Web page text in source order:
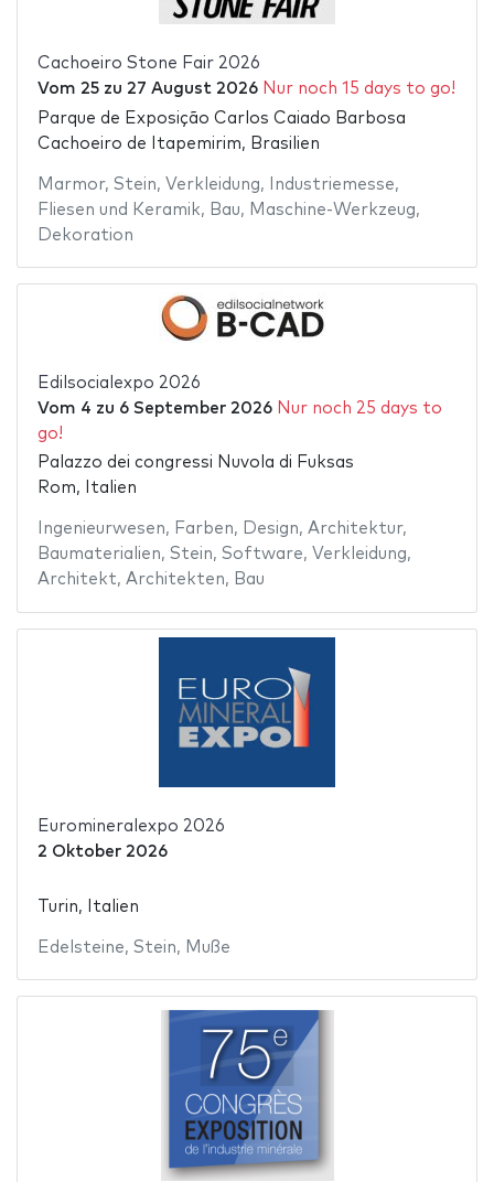
Cachoeiro Stone Fair 2026
Vom 25zu 27 August 2026 Nur noch 15 days to go!
Parque de Exposição Carlos Caiado Barbosa
Cachoeiro de Itapemirim, Brasilien
Marmor, Stein, Verkleidung, Industriemesse,
Fliesen und Keramik, Bau, Maschine-Werkzeug,
Dekoration
Edilsocialexpo 2026
Vom 4 zu 6 September 2026 Nur noch 25 days to
go!
Palazzo dei congressi Nuvola di Fuksas
Rom, Italien
Ingenieurwesen, Farben, Design, Architektur,
Baumaterialien, Stein, Software, Verkleidung,
Architekt, Architekten, Bau
Euromineralexpo 2026
2 Oktober 2026
Turin, Italien
Edelsteine, Stein, Muße